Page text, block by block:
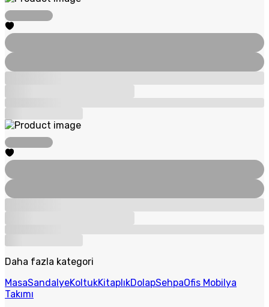
Daha fazla kategori
MasaSandalyeKoltukKitaplıkDolapSehpaOfis Mobilya
Takımı